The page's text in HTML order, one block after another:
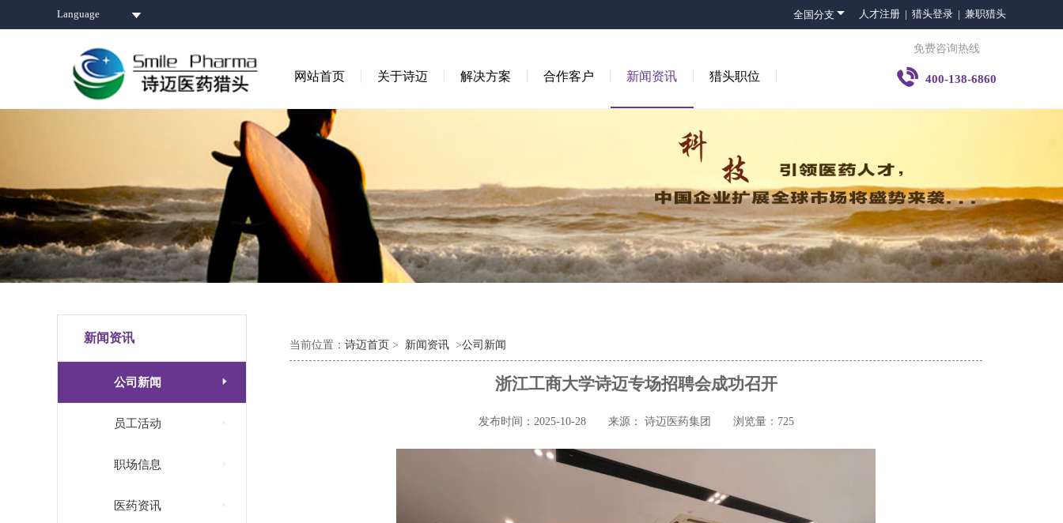
Language 全国分支  人才注册 | 猎头登录 | 兼职猎头
网站首页 关于诗迈 解决方案 合作客户 新闻资讯 猎头职位
免费咨询热线
 400-138-6860
新闻资讯
公司新闻 
员工活动
职场信息
医药资讯
当前位置： 诗迈首页 > 新闻资讯 >公司新闻
浙江工商大学诗迈专场招聘会成功召开
发布时间：2025-10-28 来源： 诗迈医药集团 浏览量：725